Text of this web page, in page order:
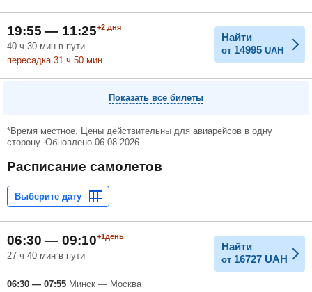
19:55 — 11:25+2 дня
40 ч 30 мин в пути
пересадка 31 ч 50 мин
Найти
от 14995 UAH
Показать все билеты
*Время местное. Цены действительны для авиарейсов в одну
сторону. Обновлено 06.08.2026.
Расписание самолетов
06:30 — 09:10+1день
27 ч 40 мин в пути
Найти
от 16727 UAH
06:30 — 07:55 Минск — Москва